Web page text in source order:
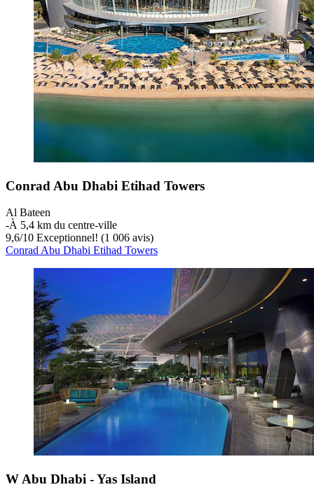
Conrad Abu Dhabi Etihad Towers
Al Bateen
‐À 5,4 km du centre-ville
9,6/10 Exceptionnel! (1 006 avis)
Conrad Abu Dhabi Etihad Towers
W Abu Dhabi - Yas Island